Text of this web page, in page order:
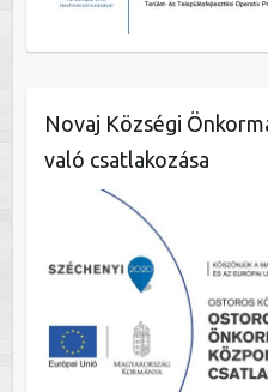
Novaj Községi
való csatlakozása